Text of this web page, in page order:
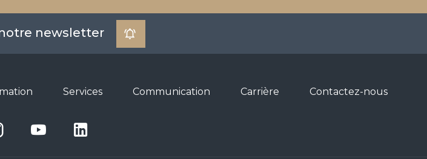
newsletter
Services Communication Carrière Contactez-nous